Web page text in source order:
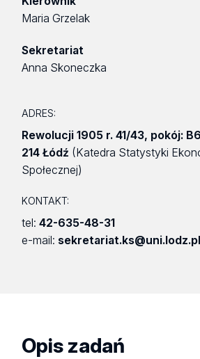
Maria Grzelak
Sekretariat
Anna Skoneczka
ADRES:
Rewolucji 1905 r. 41/43, pokój:
214 Łódź (Katedra Statystyki
Społecznej)
KONTAKT:
tel:42-635-48-31
e-mail: sekretariat.ks@uni.lodz.pl
Opis zadań